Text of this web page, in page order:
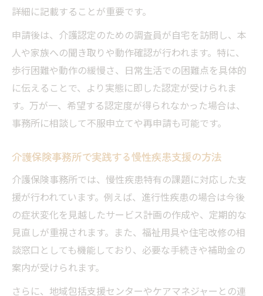
詳細に記載することが重要です。
申請後は、介護認定のための調査員が自宅を訪問し、本
人や家族への聞き取りや動作確認が行われます。特に、
歩行困難や動作の緩慢さ、日常生活での困難点を具体的
に伝えることで、より実態に即した認定が受けられま
す。万が一、希望する認定度が得られなかった場合は、
事務所に相談して不服申立てや再申請も可能です。
介護保険事務所で実践する慢性疾患支援の方法
介護保険事務所では、慢性疾患特有の課題に対応した支
援が行われています。例えば、進行性疾患の場合は今後
の症状変化を見越したサービス計画の作成や、定期的な
見直しが重視されます。また、福祉用具や住宅改修の相
談窓口としても機能しており、必要な手続きや補助金の
案内が受けられます。
さらに、地域包括支援センターやケアマネジャーとの連